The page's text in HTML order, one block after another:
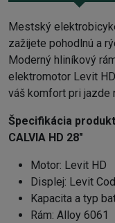
Mestský
zažijete pohodlnú a
Moderný hliníkový
elektromotor Levit
váš komfort pri jazde
Špecifikácia
CALVIA HD 28"
Motor: Levit HD
Displej: Levit
Kapacita a typ
Rám: Alloy 6061